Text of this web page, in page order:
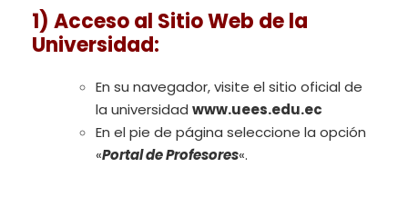
1) Acceso al Sitio Web de la
Universidad:
En su navegador, visite el sitio oficial de
la universidad www.uees.edu.ec
En el pie de página seleccione la opción
«Portal de Profesores«.